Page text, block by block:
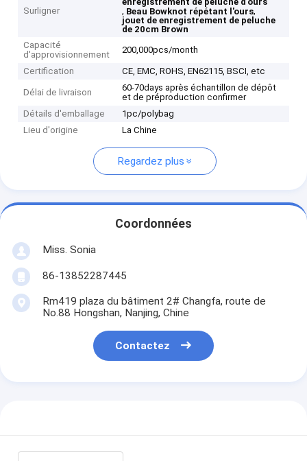
Surligner
, Beau Bowknot répétant l'ours,
jouet de enregistrement de peluche
de 20cm Brown
Capacité
d'approvisionnement
200,000pcs/month
Certification CE, EMC, ROHS, EN62115, BSCI, etc
Délai de livraison
60-70days après échantillon de dépôt
et de préproduction confirmer
Détails d'emballage
1pc/polybag
Lieu d'origine
La Chine
Regardez plus
Coordonnées
Miss. Sonia
86-13852287445
Rm419 plaza du bâtiment 2# Changfa, route de
No.88 Hongshan, Nanjing, Chine
Contactez